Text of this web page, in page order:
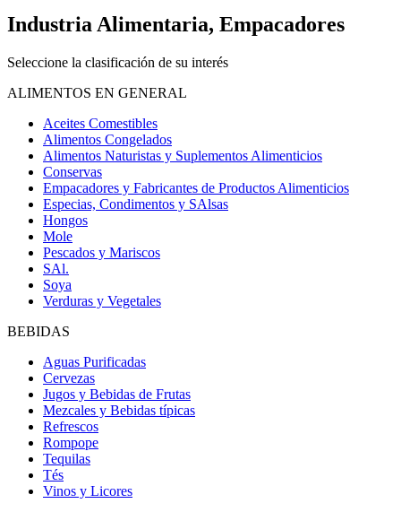
Industria Alimentaria, Empacadores
Seleccione la clasificación de su interés
ALIMENTOS EN GENERAL
Aceites Comestibles
Alimentos Congelados
Alimentos Naturistas y Suplementos Alimenticios
Conservas
Empacadores y Fabricantes de Productos Alimenticios
Especias, Condimentos y SAlsas
Hongos
Mole
Pescados y Mariscos
SAl.
Soya
Verduras y Vegetales
BEBIDAS
Aguas Purificadas
Cervezas
Jugos y Bebidas de Frutas
Mezcales y Bebidas típicas
Refrescos
Rompope
Tequilas
Tés
Vinos y Licores